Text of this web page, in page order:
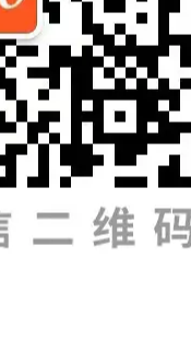
本网站由
提供CDN加